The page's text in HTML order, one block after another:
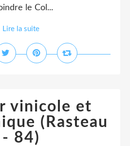
le Col...
Lire la suite
vinicole et
(Rasteau
- 84)